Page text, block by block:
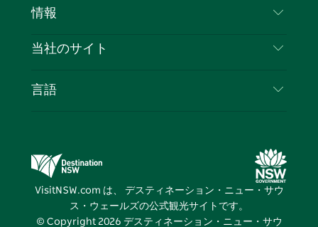
ッ
ト
クッキーに関する通知
目的地
イベント
情報
旅行情報
NSWでのビジネス
当社のサイト
デスティネーション・ニュー・サウス・ウェール
ズメディアセンター
ビビッド・シドニー
言語
VisitNSW.com は、 デスティネーション・ニュー・サウ
ス・ウェールズの公式観光サイトです。
© Copyright 2026 デスティネーション・ニュー・サウ